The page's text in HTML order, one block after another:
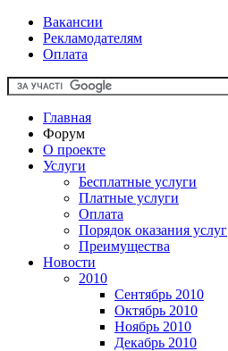
Вакансии
Рекламодателям
Оплата
Главная
Форум
О проекте
Услуги
Бесплатные услуги
Платные услуги
Оплата
Порядок оказания услуг
Преимущества
Новости
2010
Сентябрь 2010
Октябрь 2010
Ноябрь 2010
Декабрь 2010